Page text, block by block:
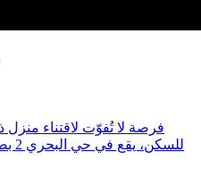
فرصة لا تُفوّت لاقتناء منزل